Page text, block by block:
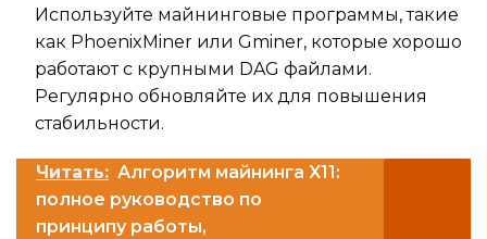
Используйте майнинговые программы, такие
как PhoenixMiner или Gminer, которые хорошо
работают с крупными DAG файлами.
Регулярно обновляйте их для повышения
стабильности.
Читать: Алгоритм майнинга X11:
полное руководство по
принципу работы,